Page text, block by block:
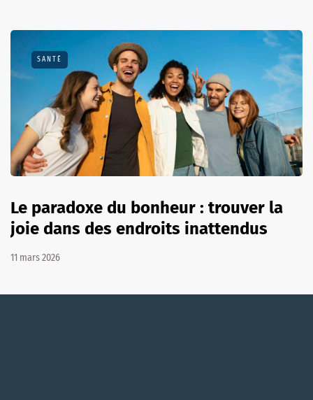
SANTÉ
Le paradoxe du bonheur : trouver la
joie dans des endroits inattendus
11 mars 2026